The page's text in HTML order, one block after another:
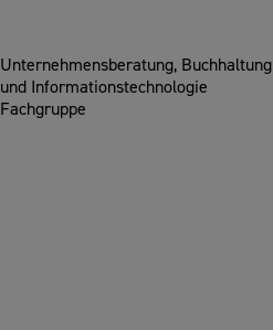
Unternehmensberatung, Buchhaltung
und Informationstechnologie
Fachgruppe